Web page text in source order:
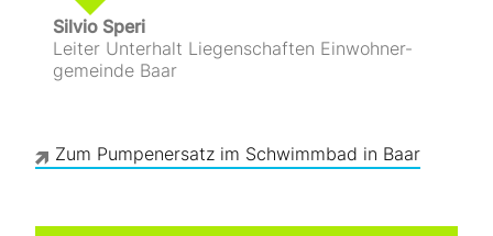
Silvio Speri
Leiter Unterhalt Liegenschaften Einwohner­
gemeinde Baar
Zum Pumpenersatz im Schwimmbad in Baar